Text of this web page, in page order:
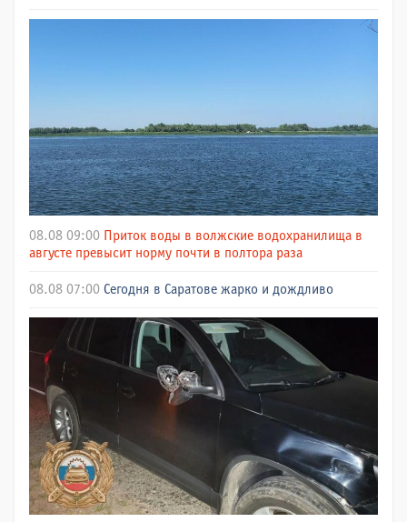
08.08 09:00 Приток воды в волжские водохранилища в
августе превысит норму почти в полтора раза
08.08 07:00 Сегодня в Саратове жарко и дождливо